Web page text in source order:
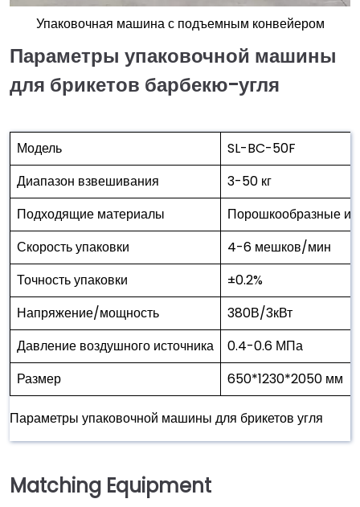
Упаковочная машина с подъемным конвейером
Параметры упаковочной машины
для брикетов барбекю-угля
Модель
SL-BC-50F
Диапазон взвешивания
3-50 кг
Подходящие материалы
Порошкообразные
Скорость упаковки
4-6 мешков/мин
Точность упаковки
±0.2%
Напряжение/мощность
380В/3кВт
Давление воздушного источника
0.4-0.6 МПа
Размер
650*1230*2050 мм
Параметры упаковочной машины для брикетов угля